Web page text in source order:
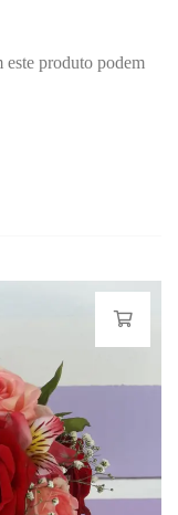
este produto podem